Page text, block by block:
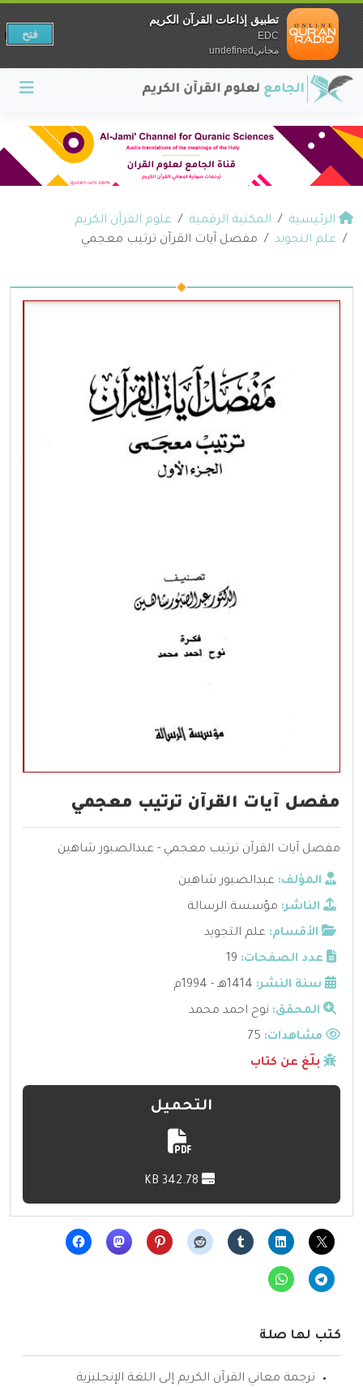
الرئيسية المكتبة الرقمية
علوم القرآن الكريم
علم التجويد
مفصل آيات القرآن ترتيب معجمي
مفصل آيات القرآن ترتيب معجمي
مفصل آيات القرآن ترتيب معجمي - عبدالصبور شاهين
المؤلف: عبدالصبور شاهين
الناشر: مؤسسة الرسالة
الأقسام: علم التجويد
عدد الصفحات: 19
سنة النشر: 1414هـ - 1994م
المحقق: نوح احمد محمد
مشاهدات:
بلّغ عن كتاب
التحميل
كتب لها صلة
ترجمة معاني القرآن الكريم إلى اللغة الإنجليزية
تطبيق إذاعات القرآن الكريم
EDC
مجانيundefined
فتح